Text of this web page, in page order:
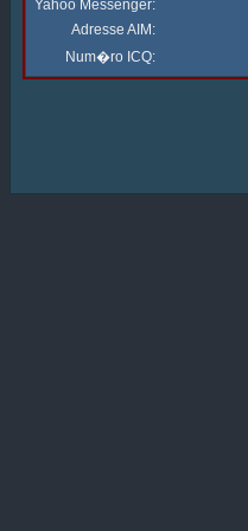
Yahoo Messenger:
Adresse AIM:
Num�ro ICQ: